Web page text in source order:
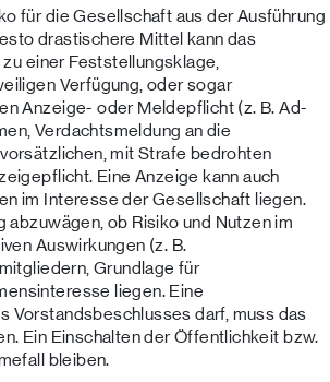
für die Gesellschaft aus der Ausführung
drastischere Mittel kann das
einer Feststellungsklage,
Verfügung, oder sogar
Anzeige- oder Meldepflicht (z. B. Ad-
Verdachtsmeldung an die
mit Strafe bedrohten
Eine Anzeige kann auch
im Interesse der Gesellschaft liegen.
ob Risiko und Nutzen im
Auswirkungen (z. B.
Grundlage für
liegen. Eine
Vorstandsbeschlusses darf, muss das
Ein Einschalten der Öffentlichkeit bzw.
bleiben.